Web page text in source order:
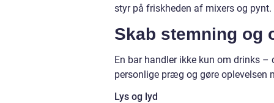
styr på friskheden af mixers og
Skab stemning og
En bar handler ikke kun om drinks
personlige præg og gøre oplevelsen
Lys og lyd